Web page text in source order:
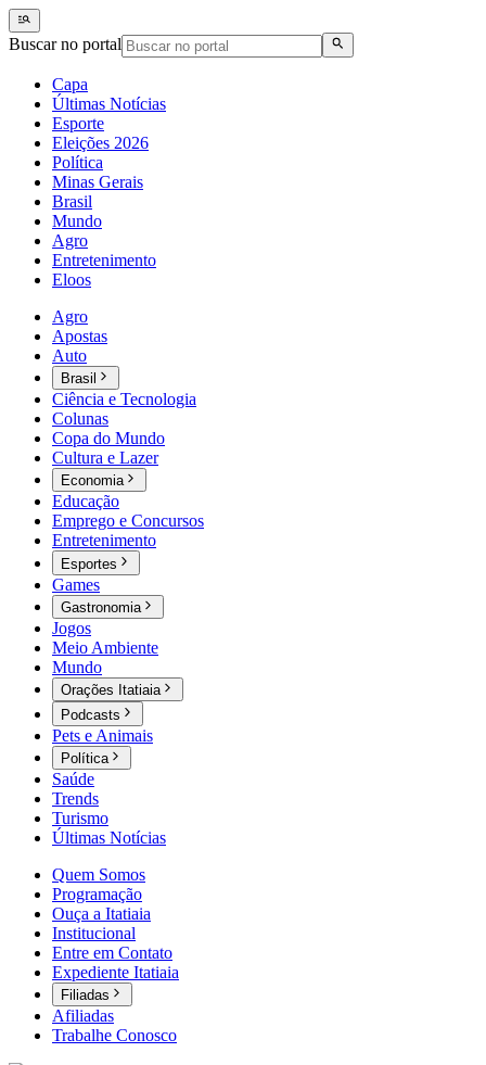
Buscar no portal
Capa
Últimas Notícias
Esporte
Eleições 2026
Política
Minas Gerais
Brasil
Mundo
Agro
Entretenimento
Eloos
Agro
Apostas
Auto
Brasil
Ciência e Tecnologia
Colunas
Copa do Mundo
Cultura e Lazer
Economia
Educação
Emprego e Concursos
Entretenimento
Esportes
Games
Gastronomia
Jogos
Meio Ambiente
Mundo
Orações Itatiaia
Podcasts
Pets e Animais
Política
Saúde
Trends
Turismo
Últimas Notícias
Quem Somos
Programação
Ouça a Itatiaia
Institucional
Entre em Contato
Expediente Itatiaia
Filiadas
Afiliadas
Trabalhe Conosco